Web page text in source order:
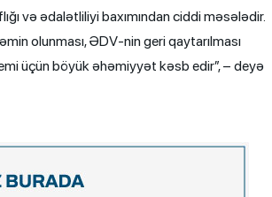
və ədalətliliyi baxımından ciddi məsələdir.
olunması, ƏDV-nin geri qaytarılması
üçün böyük əhəmiyyət kəsb edir”, – deyə